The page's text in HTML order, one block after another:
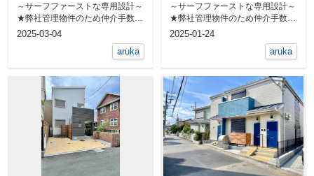
～サーフファーストな専用設計～
★弊社管理物件のため仲介手数料
無料★ 敷地内に屋外シャワ...
2025-03-04
aruka
～サーフファーストな専用設計～
★弊社管理物件のため仲介手数料
無料★ 敷地内に屋外シャワ...
2025-01-24
aruka